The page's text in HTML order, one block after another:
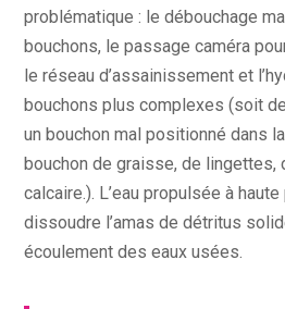
problématique : le débouchage
bouchons, le passage caméra
le réseau d’assainissement et
bouchons plus complexes (soit
un bouchon mal positionné dans
bouchon de graisse, de lingettes,
calcaire.). L’eau propulsée à
dissoudre l’amas de détritus
écoulement des eaux usées.